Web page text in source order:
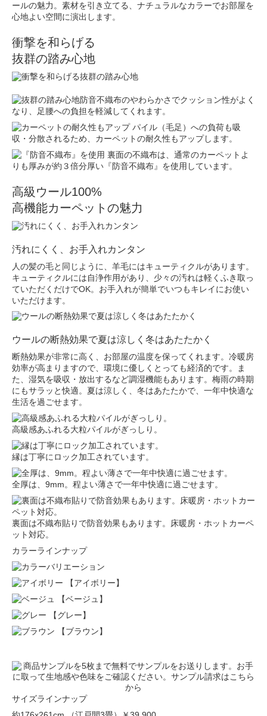
ールの魅力。素材を引き立てる、ナチュラルなカラーでお部屋を
心地よい空間に演出します。
衝撃を和らげる
抜群の踏み心地
防音不織布のやわらかさでクッション性がよく
なり、足腰への負担を軽減してくれます。
パイル（毛足）への負荷も吸
収・分散されるため、カーペットの耐久性もアップします。
裏面の不織布は、通常のカーペットよ
りも厚みが約３倍分厚い『防音不織布』を使用しています。
高級ウール100%
高機能カーペットの魅力
汚れにくく、お手入れカンタン
人の髪の毛と同じように、羊毛にはキューティクルがあります。
キューティクルには自浄作用があり、少々の汚れは軽くふき取っ
ていただくだけでOK。お手入れが簡単でいつもキレイにお使い
いただけます。
ウールの断熱効果で夏は涼しく冬はあたたかく
断熱効果が非常に高く、お部屋の温度を保ってくれます。冷暖房
効率が高まりますので、環境に優しくとっても経済的です。ま
た、湿気を吸収・放出するなど調湿機能もあります。梅雨の時期
にもサラッと快適。夏は涼しく、冬はあたたかで、一年中快適な
生活を過ごせます。
高級感あふれる大粒パイルがぎっしり。
縁は丁寧にロック加工されています。
全厚は、9mm。程よい薄さで一年中快適に過ごせます。
裏面は不織布貼りで防音効果もあります。床暖房・ホットカーペ
ット対応。
カラーラインナップ
【アイボリー】
【ベージュ】
【グレー】
【ブラウン】
サイズラインナップ